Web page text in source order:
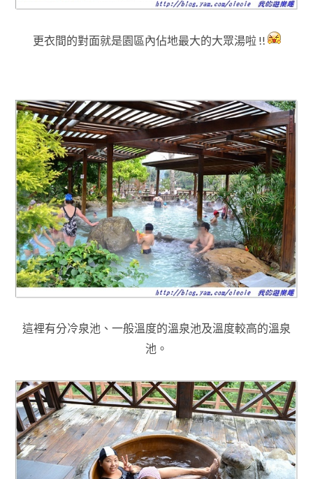
更衣間的對面就是園區內佔地最大的大眾湯啦 !!
這裡有分冷泉池 、一般溫度的溫泉池及溫度較高的溫泉
池 。